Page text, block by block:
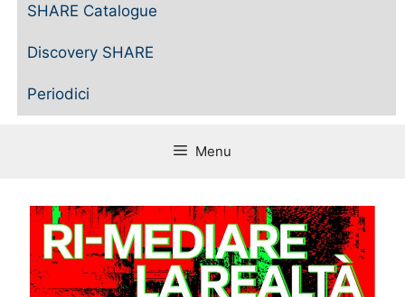
SHARE Catalogue
Discovery SHARE
Periodici
Menu